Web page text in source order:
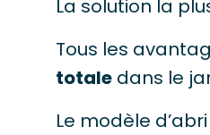
La solution la
Tous les
totale dans le
Le modèle